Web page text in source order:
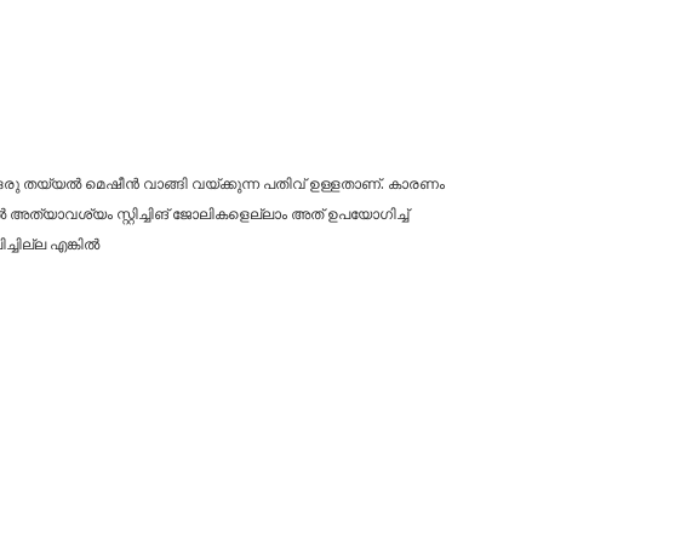
ഒരു തയ്യൽ മെഷീൻ വാങ്ങി വയ്ക്കുന്ന പതിവ് ഉള്ളതാണ്. കാരണം
സ്റ്റിച്ചിങ് ജോലികളെല്ലാം അത് ഉപയോഗിച്ച്
എങ്കിൽ